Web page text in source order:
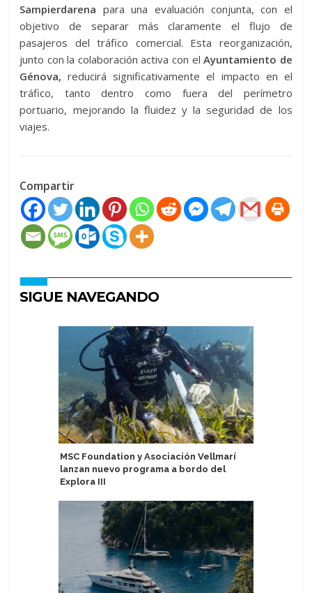
Sampierdarena para una evaluación conjunta, con el
objetivo de separar más claramente el flujo de
pasajeros del tráfico comercial. Esta reorganización,
junto con la colaboración activa con elAyuntamiento de
Génova, reducirá significativamente el impacto en el
tráfico, tanto dentro como fuera del perímetro
portuario, mejorando la fluidez y la seguridad de los
viajes.
Compartir
SIGUE NAVEGANDO
MSC Foundation y Asociación Vellmarí
lanzan nuevo programa a bordo del
Explora III